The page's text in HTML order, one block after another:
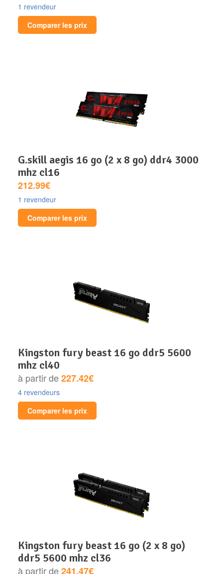
1 revendeur
Comparer les prix
g.skill aegis 16 go (2 x 8 go) ddr4 3000
mhz cl16
212.99€
1 revendeur
Comparer les prix
kingston fury beast 16 go ddr5 5600
mhz cl40
à partir de227.42€
4 revendeurs
Comparer les prix
kingston fury beast 16 go (2 x 8 go)
ddr5 5600 mhz cl36
à partir de241.47€